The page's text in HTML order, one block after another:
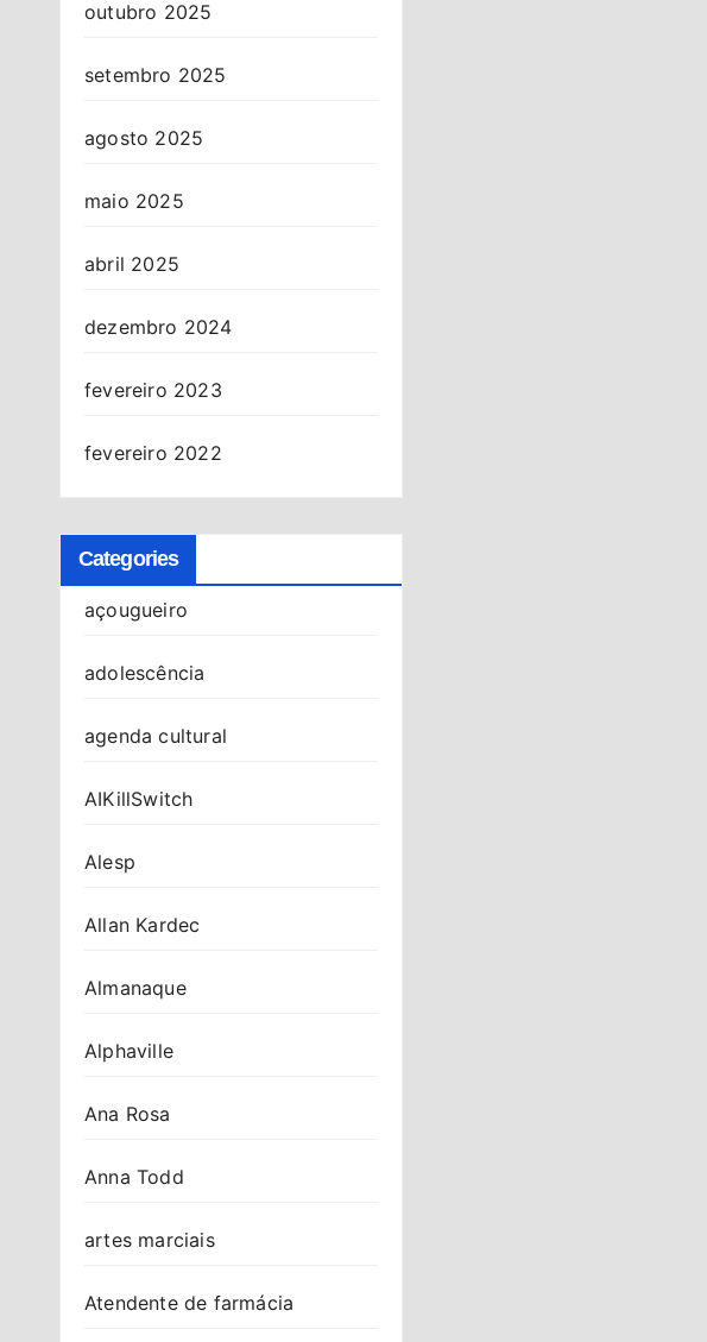
outubro 2025
setembro 2025
agosto 2025
maio 2025
abril 2025
dezembro 2024
fevereiro 2023
fevereiro 2022
Categories
açougueiro
adolescência
agenda cultural
AIKillSwitch
Alesp
Allan Kardec
Almanaque
Alphaville
Ana Rosa
Anna Todd
artes marciais
Atendente de farmácia